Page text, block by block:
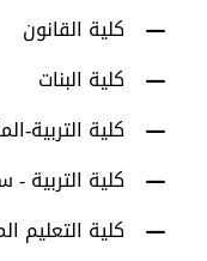
كلية القانون
كلية البنات
كلية التربية-
كلية التربية
كلية التعليم